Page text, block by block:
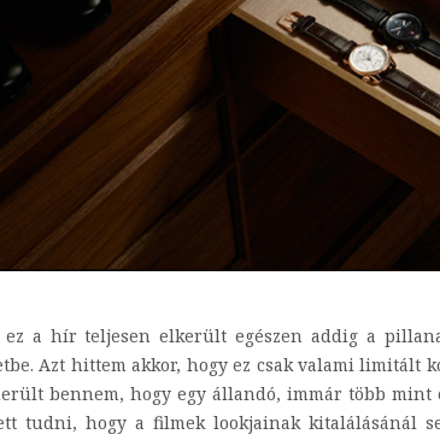
ez a hír teljesen elkerült egészen addig a
Azt hittem akkor, hogy ez csak valami limitált
bennem, hogy egy állandó, immár több mint
tudni, hogy a filmek lookjainak kitalálásánál